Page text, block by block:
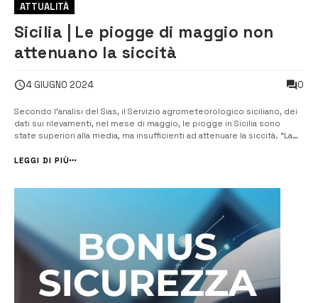
ATTUALITÀ
Sicilia | Le piogge di maggio non
attenuano la siccità
4 GIUGNO 2024 0
Secondo l’analisi del Sias, il Servizio agrometeorologico siciliano, dei
dati sui rilevamenti, nel mese di maggio, le piogge in Sicilia sono
state superiori alla media, ma insufficienti ad attenuare la siccità. “La
precipitazioni inferiori alla media, ma non riducono il deficit accu...
LEGGI DI PIÙ